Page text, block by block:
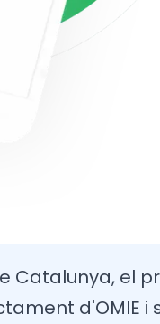
Catalunya, el
d'OMIE